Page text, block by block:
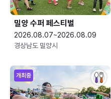
밀양 수퍼 페스티벌
2026.08.07~2026.08.09
경상남도 밀양시
개최중